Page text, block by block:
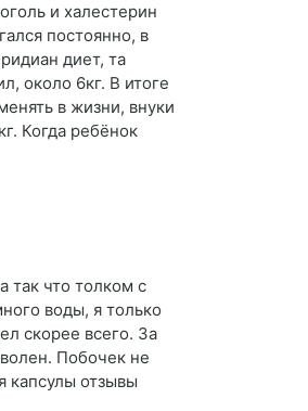
и халестерин
постоянно, в
диет, та
около 6кг. В итоге
в жизни, внуки
Когда ребёнок
так что толком с
воды, я только
скорее всего. За
Побочек не
капсулы отзывы